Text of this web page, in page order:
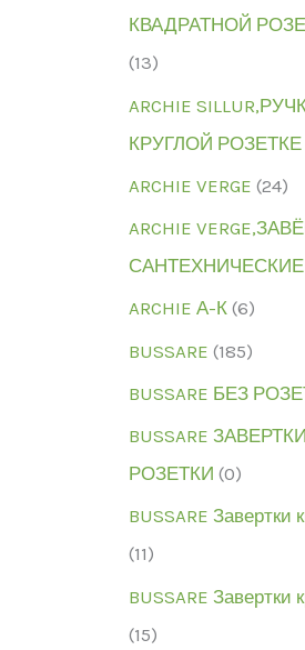
КВАДРАТНОЙ
(13)
ARCHIE
КРУГЛОЙ РОЗЕТКЕ
ARCHIE VERGE (24)
ARCHIE
САНТЕХНИЧЕСКИЕ
ARCHIE А-К (6)
BUSSARE (185)
BUSSARE БЕЗ
BUSSARE
РОЗЕТКИ (0)
BUSSARE Завертки
(11)
BUSSARE Завертки
(15)